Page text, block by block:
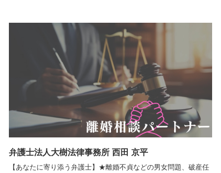
弁護士法人大樹法律事務所 西田 京平
【あなたに寄り添う弁護士】★離婚不貞などの男女問題、破産任